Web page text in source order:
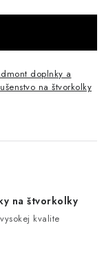
doplnky a
na štvorkolky
na štvorkolky
kvalite